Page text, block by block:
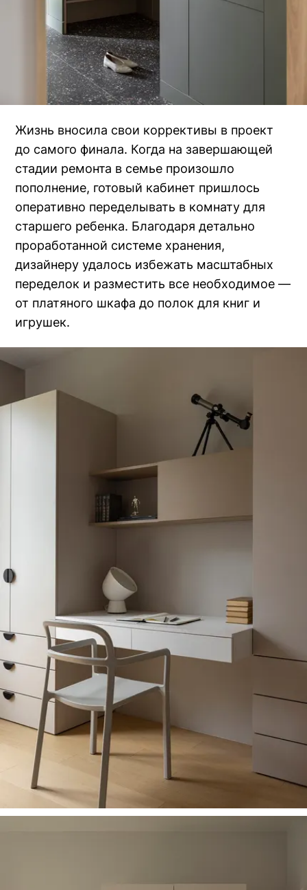
Жизнь вносила свои коррективы в проект
до самого финала. Когда на завершающей
стадии ремонта в семье произошло
пополнение, готовый кабинет пришлось
оперативно переделывать в комнату для
старшего ребенка. Благодаря детально
проработанной системе хранения,
дизайнеру удалось избежать масштабных
переделок и разместить все необходимое —
от платяного шкафа до полок для книг и
игрушек.